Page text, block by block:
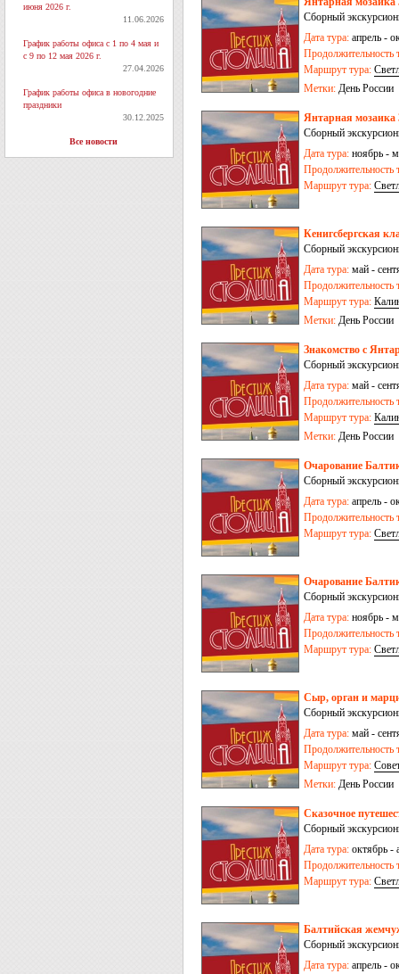
июня 2026 г.
11.06.2026
График работы офиса с 1 по 4 мая и
с 9 по 12 мая 2026 г.
27.04.2026
График работы офиса в новогодние
праздники
30.12.2025
Все новости
Сборный
Дата тура: апрель -
Продолжительность
Маршрут тура:
Метки: День России
Янтарная мозаика
Сборный
Дата тура: ноябрь -
Продолжительность
Маршрут тура:
Кенигсбергская
Сборный
Дата тура: май -
Продолжительность
Маршрут тура:
Метки: День России
Знакомство с
Сборный
Дата тура: май -
Продолжительность
Маршрут тура:
Метки: День России
Очарование
Сборный
Дата тура: апрель -
Продолжительность
Маршрут тура:
Очарование
Сборный
Дата тура: ноябрь -
Продолжительность
Маршрут тура:
Сыр, орган и
Сборный
Дата тура: май -
Продолжительность
Маршрут тура:
Метки: День России
Сказочное
Сборный
Дата тура: октябрь -
Продолжительность
Маршрут тура:
Балтийская
Сборный
Дата тура: апрель -